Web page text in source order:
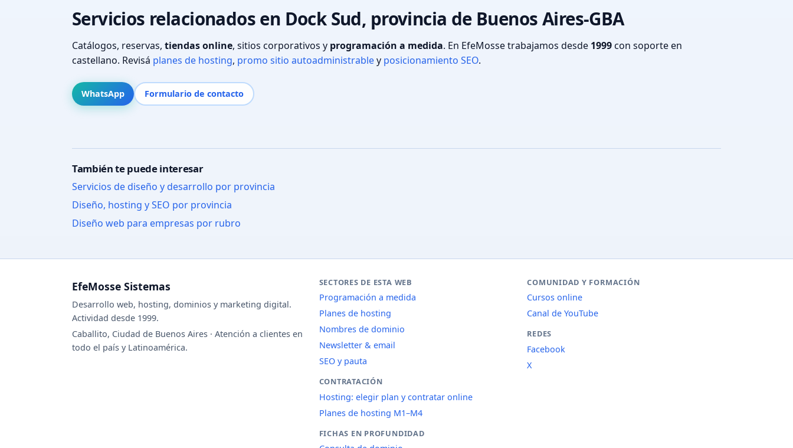
Servicios relacionados en Dock Sud, provincia de Buenos Aires-GBA
Catálogos, reservas, tiendas online, sitios corporativos y programación a medida. En EfeMosse trabajamos desde 1999con soporte en
castellano. Revisá planes de hosting, promo sitio autoadministrabley posicionamiento SEO.
WhatsApp Formulario de contacto
También te puede interesar
Servicios de diseño y desarrollo por provincia
Diseño, hosting y SEO por provincia
Diseño web para empresas por rubro
EfeMosse Sistemas
Desarrollo web, hosting, dominios y marketing digital.
Actividad desde 1999.
Caballito, Ciudad de Buenos Aires · Atención a clientes en
todo el país y Latinoamérica.
SECTORES DE ESTA WEB
Programación a medida
Planes de hosting
Nombres de dominio
Newsletter & email
SEO y pauta
CONTRATACIÓN
Hosting: elegir plan y contratar online
Planes de hosting M1–M4
FICHAS EN PROFUNDIDAD
COMUNIDAD Y FORMACIÓN
Cursos online
Canal de YouTube
REDES
Facebook
X